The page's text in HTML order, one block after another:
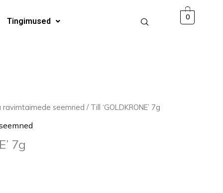
Tingimused 0
ravimtaimede seemned / Till ‘GOLDKRONE’ 7g
7g